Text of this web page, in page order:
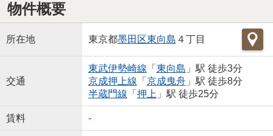
物件概要
所在地 東京都墨田区東向島 ４丁目
交通
東武伊勢崎線 「 東向島 」駅 徒歩3分
京成押上線 「 京成曳舟」駅 徒歩8分
半蔵門線 「 押上 」駅 徒歩25分
賃料 -